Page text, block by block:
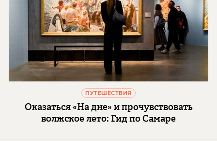
ПУТЕШЕСТВИЯ
Оказаться «На дне» и прочувствовать
волжское лето: Гид по Самаре